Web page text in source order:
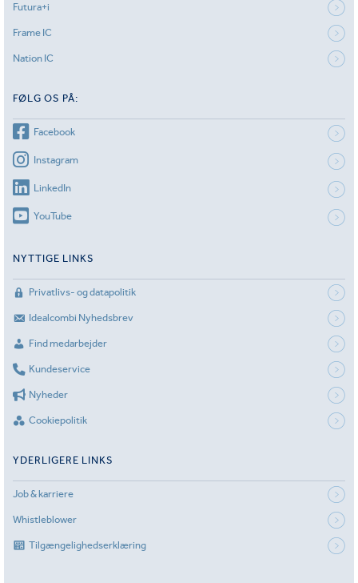
Futura+i
Frame IC
Nation IC
FØLG OS PÅ:
Facebook
Instagram
LinkedIn
YouTube
NYTTIGE LINKS
Privatlivs- og datapolitik
Idealcombi Nyhedsbrev
Find medarbejder
Kundeservice
Nyheder
Cookiepolitik
YDERLIGERE LINKS
Job & karriere
Whistleblower
Tilgængelighedserklæring